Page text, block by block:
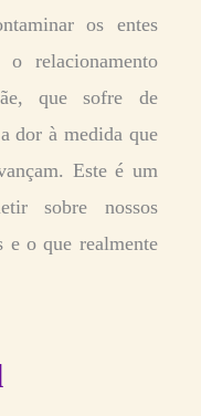
os entes
o relacionamento
que sofre de
dor à medida que
Este é um
sobre nossos
e o que realmente